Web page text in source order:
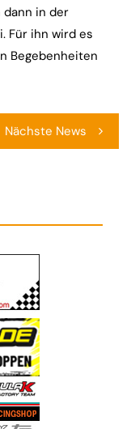
dann in der
Für ihn wird es
Begebenheiten
Nächste News